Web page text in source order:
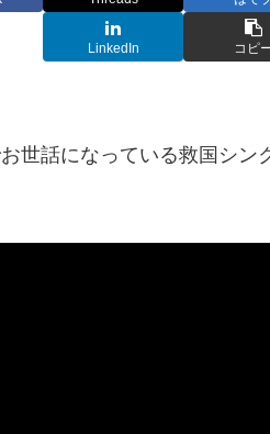
LinkedIn コピ
世話になっている救国シ